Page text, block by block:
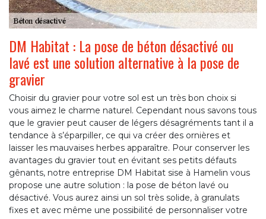
DM Habitat : La pose de béton désactivé ou
lavé est une solution alternative à la pose de
gravier
Choisir du gravier pour votre sol est un très bon choix si
vous aimez le charme naturel. Cependant nous savons tous
que le gravier peut causer de légers désagréments tant il a
tendance à s’éparpiller, ce qui va créer des ornières et
laisser les mauvaises herbes apparaître. Pour conserver les
avantages du gravier tout en évitant ses petits défauts
gênants, notre entreprise DM Habitat sise à Hamelin vous
propose une autre solution : la pose de béton lavé ou
désactivé. Vous aurez ainsi un sol très solide, à granulats
fixes et avec même une possibilité de personnaliser votre